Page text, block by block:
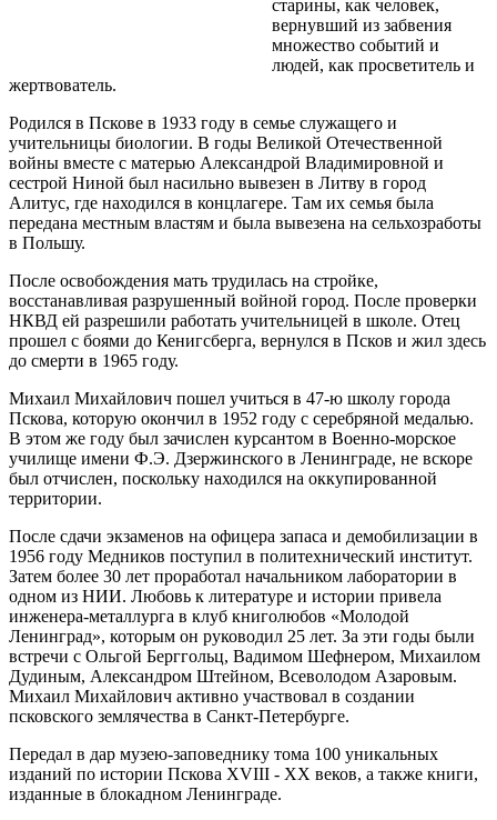
старины, как человек,
вернувший из забвения
множество событий и
людей, как просветитель и
жертвователь.
Родился в Пскове в 1933 году в семье служащего и
учительницы биологии. В годы Великой Отечественной
войны вместе с матерью Александрой Владимировной и
сестрой Ниной был насильно вывезен в Литву в город
Алитус, где находился в концлагере. Там их семья была
передана местным властям и была вывезена на сельхозработы
в Польшу.
После освобождения мать трудилась на стройке,
восстанавливая разрушенный войной город. После проверки
НКВД ей разрешили работать учительницей в школе. Отец
прошел с боями до Кенигсберга, вернулся в Псков и жил здесь
до смерти в 1965 году.
Михаил Михайлович пошел учиться в 47-ю школу города
Пскова, которую окончил в 1952 году с серебряной медалью.
В этом же году был зачислен курсантом в Военно-морское
училище имени Ф.Э. Дзержинского в Ленинграде, не вскоре
был отчислен, поскольку находился на оккупированной
территории.
После сдачи экзаменов на офицера запаса и демобилизации в
1956 году Медников поступил в политехнический институт.
Затем более 30 лет проработал начальником лаборатории в
одном из НИИ. Любовь к литературе и истории привела
инженера-металлурга в клуб книголюбов «Молодой
Ленинград», которым он руководил 25 лет. За эти годы были
встречи с Ольгой Берггольц, Вадимом Шефнером, Михаилом
Дудиным, Александром Штейном, Всеволодом Азаровым.
Михаил Михайлович активно участвовал в создании
псковского землячества в Санкт-Петербурге.
Передал в дар музею-заповеднику тома 100 уникальных
изданий по истории Пскова XVIII - XX веков, а также книги,
изданные в блокадном Ленинграде.